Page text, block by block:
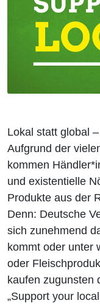
Lokal statt global
Aufgrund der
kommen
und existentielle
Produkte aus der
Denn: Deutsche
sich zunehmend
kommt oder unter
oder
kaufen zugunsten
„Support your